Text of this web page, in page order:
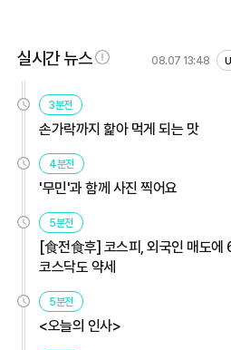
실시간 뉴스 08.07 13:48
3분전
손가락까지 핥아 먹게 되는 맛
4분전
'무민'과 함께 사진 찍어요
5분전
[食전食후] 코스피, 외국인 매도
코스닥도 약세
5분전
<오늘의 인사>